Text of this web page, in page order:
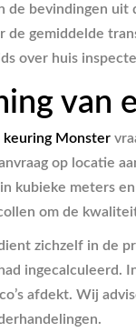
de bevindingen uit
de gemiddelde
over huis
van
keuring Monster
op locatie
kubieke meters
om de
zichzelf in de
ingecalculeerd.
afdekt. Wij